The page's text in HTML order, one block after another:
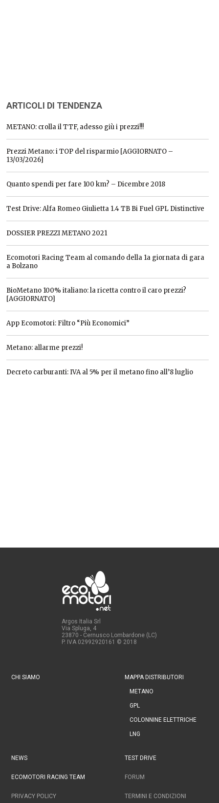
ARTICOLI DI TENDENZA
METANO: crolla il TTF, adesso giù i prezzi!!!
Prezzi Metano: i TOP del risparmio [AGGIORNATO –
13/03/2026]
Quanto spendi per fare 100 km? – Dicembre 2018
Test Drive: Alfa Romeo Giulietta 1.4 TB Bi Fuel GPL Distinctive
DOSSIER PREZZI METANO 2021
Ecomotori Racing Team al comando della 1a giornata di gara
a Bolzano
BioMetano 100% italiano: la ricetta contro il caro prezzi?
[AGGIORNATO]
App Ecomotori: Filtro “Più Economici”
Metano: allarme prezzi!
Decreto carburanti: IVA al 5% per il metano fino all’8 luglio
Argos Italia Srl
Via Spluga, 4
23870 - Cernusco Lombardone (LC)
P. IVA 02992920161 © 2018
CHI SIAMO MAPPA DISTRIBUTORI
METANO
GPL
COLONNINE ELETTRICHE
LNG
NEWS TEST DRIVE
ECOMOTORI RACING TEAM FORUM
PRIVACY POLICY TERMINI E CONDIZIONI